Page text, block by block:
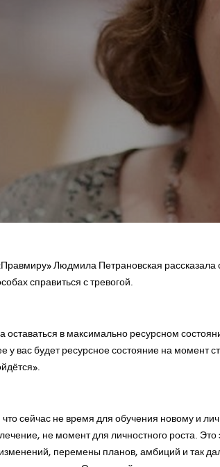
Людмила Петрановская рассказала
справиться с тревогой.
оставаться в максимально ресурсном
у вас будет ресурсное состояние на момент
сейчас не время для обучения новому и
не момент для личностного роста.
перемены планов, амбиций и так